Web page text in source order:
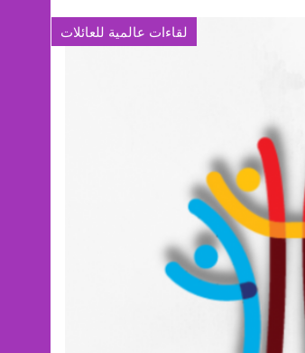
لقاءات عالمية للعائلات